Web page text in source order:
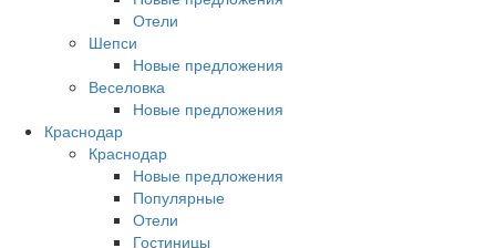
Отели
Шепси
Новые предложения
Веселовка
Новые предложения
Краснодар
Краснодар
Новые предложения
Популярные
Отели
Гостиницы